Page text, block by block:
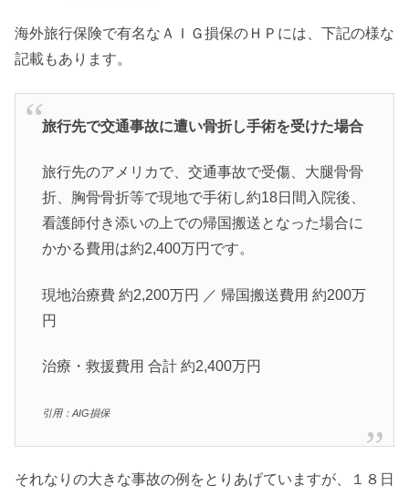
海外旅行保険で有名なＡＩＧ損保のＨＰには、下記の様な
記載もあります。
旅行先で交通事故に遭い骨折し手術を受けた場合
旅行先のアメリカで、交通事故で受傷、大腿骨骨
折、胸骨骨折等で現地で手術し約18日間入院後、
看護師付き添いの上での帰国搬送となった場合に
かかる費用は約2,400万円です。
現地治療費 約2,200万円 ／ 帰国搬送費用 約200万
円
治療・救援費用 合計 約2,400万円
引用：AIG損保
それなりの大きな事故の例をとりあげていますが、１８日